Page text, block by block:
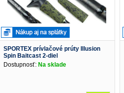
SPORTEX prívlačové prúty Illusion
Spin Baitcast 2-diel
Dostupnosť: Na sklade